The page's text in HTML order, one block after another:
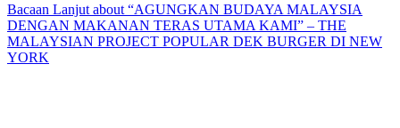
Bacaan Lanjut about “AGUNGKAN BUDAYA MALAYSIA
DENGAN MAKANAN TERAS UTAMA KAMI” – THE
MALAYSIAN PROJECT POPULAR DEK BURGER DI NEW
YORK